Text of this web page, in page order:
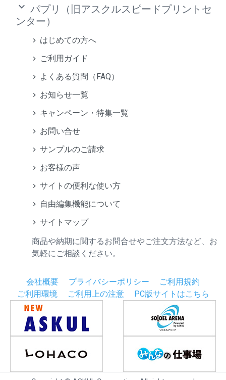
keyboard_arrow_down パプリ（旧アスクルスピードプリントセ
ンター）
はじめての方へ
ご利用ガイド
よくある質問（FAQ）
お知らせ一覧
キャンペーン・特集一覧
お問い合せ
サンプルのご請求
お客様の声
サイトの便利な使い方
自由編集機能について
サイトマップ
商品や納期に関するお問合せやご注文方法など、お
気軽にご相談ください。
会社概要 プライバシーポリシー
ご利用規約
ご利用環境
ご利用上の注意 PC版サイトはこちら